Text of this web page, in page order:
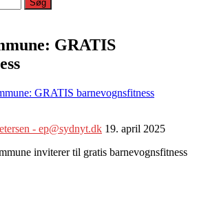
GRATIS
GRATIS barnevognsfitness
- ep@sydnyt.dk 19. april 2025
inviterer til gratis barnevognsfitness